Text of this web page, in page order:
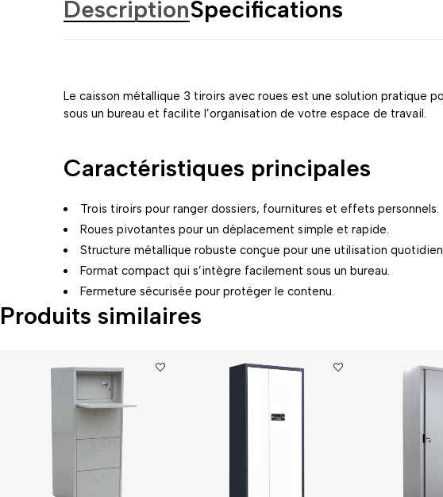
DescriptionSpecifications
Le caisson métallique 3 tiroirs avec roues est une solution pratique
sous un bureau et facilite l’organisation de votre espace de travail.
Caractéristiques principales
Trois tiroirs pour ranger dossiers, fournitures et effets personnels.
Roues pivotantes pour un déplacement simple et rapide.
Structure métallique robuste conçue pour une utilisation
Format compact qui s’intègre facilement sous un bureau.
Fermeture sécurisée pour protéger le contenu.
Produits similaires